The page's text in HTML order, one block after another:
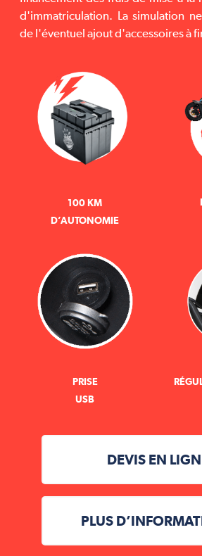
d'immatriculation. La simulation
de l'éventuel ajout d'accessoires à
100 KM
D’AUTONOMIE
PRISE
USB
DEVIS EN
PLUS